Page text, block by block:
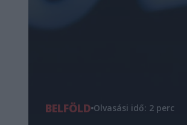
BELFÖLD Olvasási idő: 2 perc